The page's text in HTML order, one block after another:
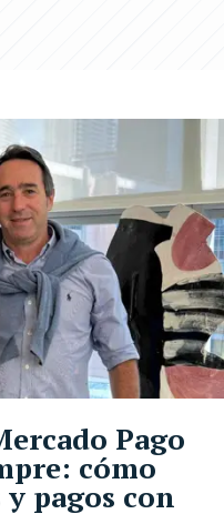
Pago
cómo
pagos con